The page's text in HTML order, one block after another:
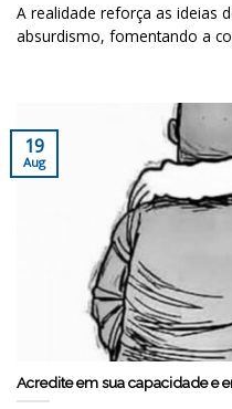
A realidade reforça as ideias
absurdismo, fomentando a
Acredite em sua capacidade e
19
Aug